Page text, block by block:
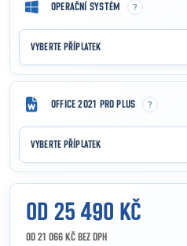
OPERAČNÍ SYSTÉM ?
VYBERTE PŘÍPLATEK
OFFICE 2021 PRO PLUS ?
VYBERTE PŘÍPLATEK
OD 25 490 KČ
OD 21 066 KČ BEZ DPH